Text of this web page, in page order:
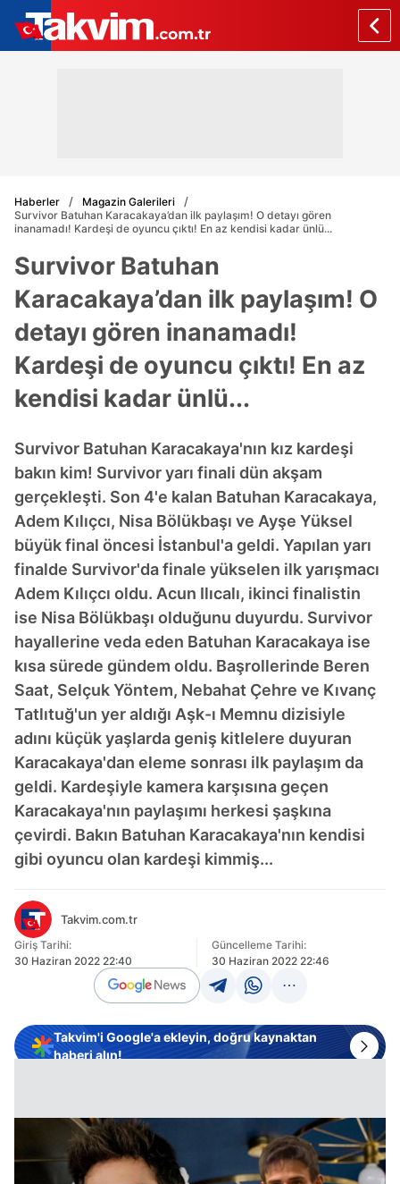
Haberler
Magazin Galerileri
Survivor Batuhan Karacakaya’dan ilk paylaşım! O detayı gören
inanamadı! Kardeşi de oyuncu çıktı! En az kendisi kadar ünlü...
Survivor Batuhan
Karacakaya’dan ilk paylaşım! O
detayı gören inanamadı!
Kardeşi de oyuncu çıktı! En az
kendisi kadar ünlü...
Survivor Batuhan Karacakaya'nın kız kardeşi
bakın kim! Survivor yarı finali dün akşam
gerçekleşti. Son 4'e kalan Batuhan Karacakaya,
Adem Kılıçcı, Nisa Bölükbaşı ve Ayşe Yüksel
büyük final öncesi İstanbul'a geldi. Yapılan yarı
finalde Survivor'da finale yükselen ilk yarışmacı
Adem Kılıçcı oldu. Acun Ilıcalı, ikinci finalistin
ise Nisa Bölükbaşı olduğunu duyurdu. Survivor
hayallerine veda eden Batuhan Karacakaya ise
kısa sürede gündem oldu. Başrollerinde Beren
Saat, Selçuk Yöntem, Nebahat Çehre ve Kıvanç
Tatlıtuğ'un yer aldığı Aşk-ı Memnu dizisiyle
adını küçük yaşlarda geniş kitlelere duyuran
Karacakaya'dan eleme sonrası ilk paylaşım da
geldi. Kardeşiyle kamera karşısına geçen
Karacakaya'nın paylaşımı herkesi şaşkına
çevirdi. Bakın Batuhan Karacakaya'nın kendisi
gibi oyuncu olan kardeşi kimmiş...
Takvim.com.tr
Giriş Tarihi:
30 Haziran 2022 22:40
Güncelleme Tarihi:
30 Haziran 2022 22:46
Takvim'i Google'a ekleyin, doğru kaynaktan
haberi alın!